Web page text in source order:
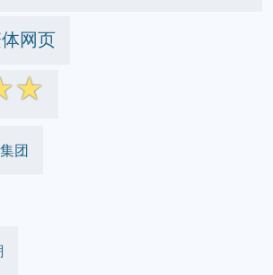
网页
☆
团